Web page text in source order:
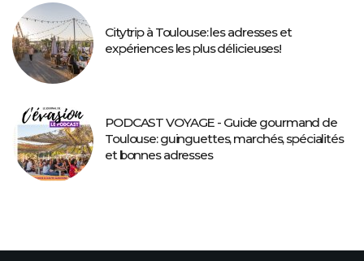
Citytrip à Toulouse: les adresses et
expériences les plus délicieuses!
PODCAST VOYAGE - Guide gourmand de
Toulouse: guinguettes, marchés, spécialités
et bonnes adresses